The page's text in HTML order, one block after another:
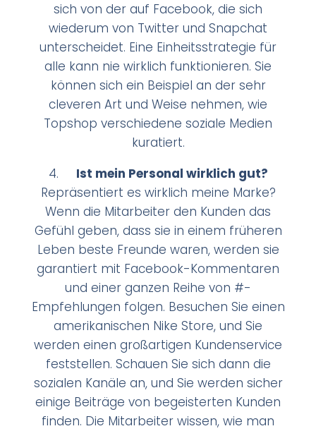
sich von der auf Facebook, die sich
wiederum von Twitter und Snapchat
unterscheidet. Eine Einheitsstrategie für
alle kann nie wirklich funktionieren. Sie
können sich ein Beispiel an der sehr
cleveren Art und Weise nehmen, wie
Topshop verschiedene soziale Medien
kuratiert.
4. Ist mein Personal wirklich gut?
Repräsentiert es wirklich meine Marke?
Wenn die Mitarbeiter den Kunden das
Gefühl geben, dass sie in einem früheren
Leben beste Freunde waren, werden sie
garantiert mit Facebook-Kommentaren
und einer ganzen Reihe von #-
Empfehlungen folgen. Besuchen Sie einen
amerikanischen Nike Store, und Sie
werden einen großartigen Kundenservice
feststellen. Schauen Sie sich dann die
sozialen Kanäle an, und Sie werden sicher
einige Beiträge von begeisterten Kunden
finden. Die Mitarbeiter wissen, wie man